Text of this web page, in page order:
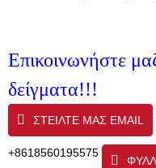
Επικοινωνήστε
δείγματα!!!
ΣΤΕΊΛΤΕ ΜΑΣ EMAIL
+8618560195575